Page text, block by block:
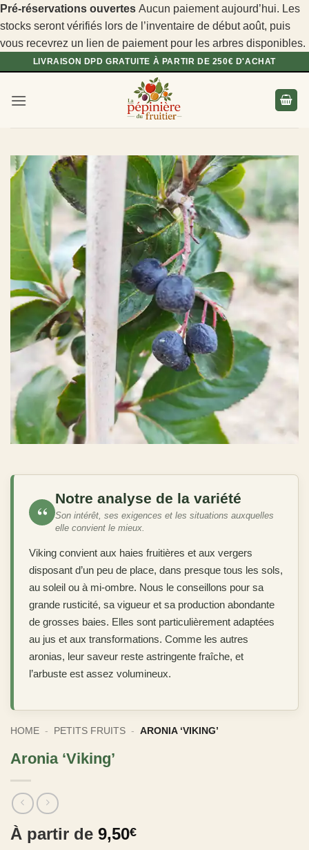
Pré-réservations ouvertes Aucun paiement aujourd’hui. Les
stocks seront vérifiés lors de l’inventaire de début août, puis
vous recevrez un lien de paiement pour les arbres disponibles.
Passer
contenu
LIVRAISON DPD GRATUITE À PARTIR DE 250€ D'ACHAT
“
Notre analyse de la variété
Son intérêt, ses exigences et les situations auxquelles
elle convient le mieux.
Viking convient aux haies fruitières et aux vergers
disposant d’un peu de place, dans presque tous les sols,
au soleil ou à mi-ombre. Nous le conseillons pour sa
grande rusticité, sa vigueur et sa production abondante
de grosses baies. Elles sont particulièrement adaptées
au jus et aux transformations. Comme les autres
aronias, leur saveur reste astringente fraîche, et
l’arbuste est assez volumineux.
HOME - PETITS FRUITS - ARONIA ‘VIKING’
Aronia ‘Viking’
À partir de 9,50€